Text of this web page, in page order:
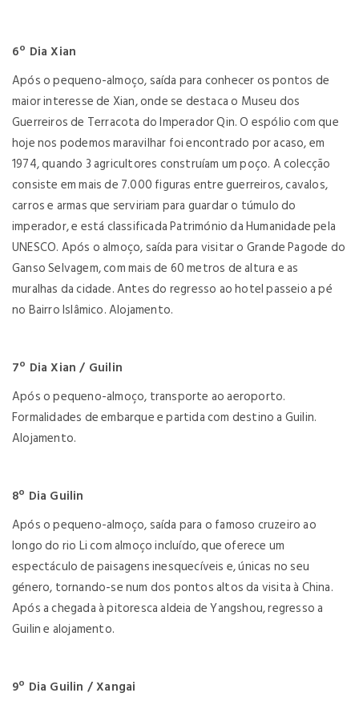
6º Dia Xian
Após o pequeno-almoço, saída para conhecer os pontos de
maior interesse de Xian, onde se destaca o Museu dos
Guerreiros de Terracota do Imperador Qin. O espólio com que
hoje nos podemos maravilhar foi encontrado por acaso, em
1974, quando 3 agricultores construíam um poço. A colecção
consiste em mais de 7.000 figuras entre guerreiros, cavalos,
carros e armas que serviriam para guardar o túmulo do
imperador, e está classificada Património da Humanidade pela
UNESCO. Após o almoço, saída para visitar o Grande Pagode do
Ganso Selvagem, com mais de 60 metros de altura e as
muralhas da cidade. Antes do regresso ao hotel passeio a pé
no Bairro Islâmico. Alojamento.
7º Dia Xian / Guilin
Após o pequeno-almoço, transporte ao aeroporto.
Formalidades de embarque e partida com destino a Guilin.
Alojamento.
8º Dia Guilin
Após o pequeno-almoço, saída para o famoso cruzeiro ao
longo do rio Li com almoço incluído, que oferece um
espectáculo de paisagens inesquecíveis e, únicas no seu
género, tornando-se num dos pontos altos da visita à China.
Após a chegada à pitoresca aldeia de Yangshou, regresso a
Guilin e alojamento.
9º Dia Guilin / Xangai